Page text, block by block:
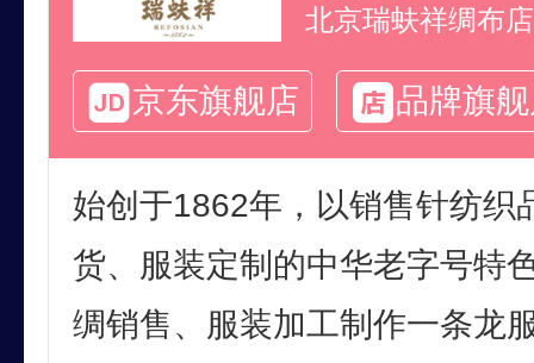
京东旗舰店 品牌旗
始创于1862年，以销售针纺织
货、服装定制的中华老字号特
绸销售、服装加工制作一条龙